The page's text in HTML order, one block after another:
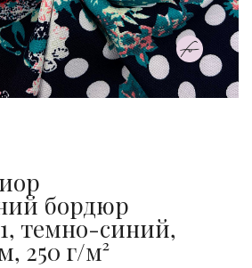
бордюр
темно-синий,
250 г/м²